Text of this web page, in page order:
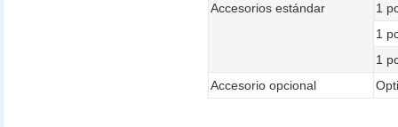
Accesorios estándar
1
1
1
Accesorio opcional